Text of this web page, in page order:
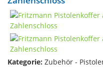
Kategorie: Zubehör -